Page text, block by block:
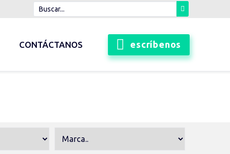
CONTÁCTANOS escríbenos